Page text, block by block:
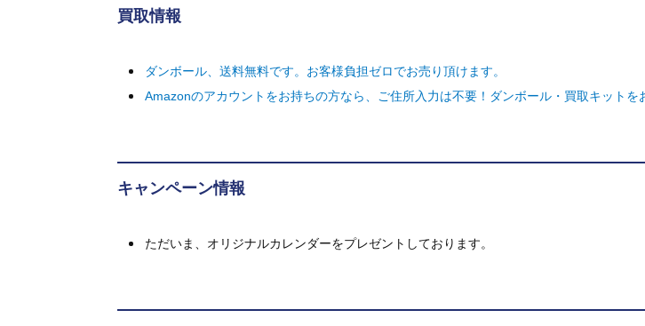
買取情報
ダンボール、送料無料です。お客様負担ゼロでお売り頂けます。
Amazonのアカウントをお持ちの方なら、ご住所入力は不要！ダンボール・買取キットを
キャンペーン情報
ただいま、オリジナルカレンダーをプレゼントしております。